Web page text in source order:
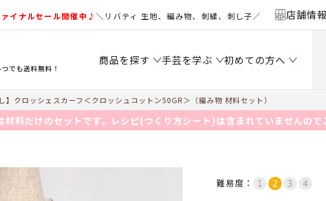
ァイナルセール開催中♪＼リバティ 生地、編み物、刺繍、刺し子／ 店舗情
でも送料無料！
商品を探す 手芸を学ぶ 初めての方へ
】クロッシェスカーフ＜クロッシュコットン50GR＞（編み物 材料セット）
材料だけのセットです。レシピ(つくり方シート)は含まれていませんので
難易度：